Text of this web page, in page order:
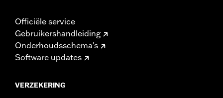
Officiële service
Gebruikershandleiding
Onderhoudsschema's
Software updates
VERZEKERING